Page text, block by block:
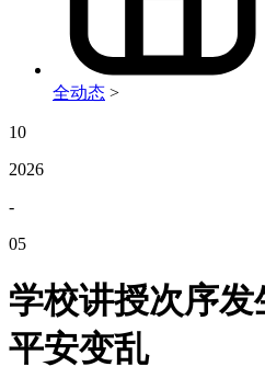
全动态 >
10
2026
-
05
学校讲授次序
平安变乱